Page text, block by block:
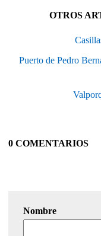
OTROS
Puerto de Pedro
0 COMENTARIOS
Nombre